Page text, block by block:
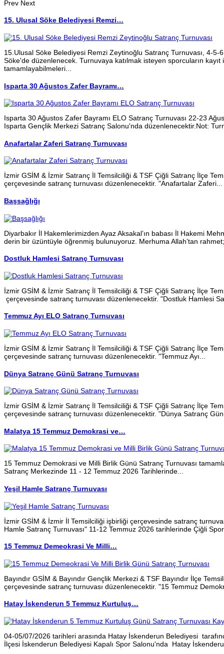
Prev Next
15. Ulusal Söke Belediyesi Remzi…
15.Ulusal Söke Belediyesi Remzi Zeytinoğlu Satranç Turnuvası, 4-5-
Söke'de düzenlenecek. Turnuvaya katılmak isteyen sporcuların kayıt
tamamlayabilmeleri...
Isparta 30 Ağustos Zafer Bayramı…
Isparta 30 Ağustos Zafer Bayramı ELO Satranç Turnuvası 22-23
Isparta Gençlik Merkezi Satranç Salonu'nda düzenlenecektir.Not:
Anafartalar Zaferi Satranç Turnuvası
İzmir GSİM & İzmir Satranç İl Temsilciliği & TSF Çiğli Satranç İlçe
çerçevesinde satranç turnuvası düzenlenecektir. "Anafartalar Zaferi...
Başsağlığı
Diyarbakır İl Hakemlerimizden Ayaz Aksakal’ın babası İl Hakemi
derin bir üzüntüyle öğrenmiş bulunuyoruz. Merhuma Allah’tan
Dostluk Hamlesi Satranç Turnuvası
İzmir GSİM & İzmir Satranç İl Temsilciliği & TSF Çiğli Satranç İlçe
çerçevesinde satranç turnuvası düzenlenecektir. "Dostluk Hamlesi
Temmuz Ayı ELO Satranç Turnuvası
İzmir GSİM & İzmir Satranç İl Temsilciliği & TSF Çiğli Satranç İlçe
çerçevesinde satranç turnuvası düzenlenecektir. "Temmuz Ayı...
Dünya Satranç Günü Satranç Turnuvası
İzmir GSİM & İzmir Satranç İl Temsilciliği & TSF Çiğli Satranç İlçe
çerçevesinde satranç turnuvası düzenlenecektir. "Dünya Satranç
Malatya 15 Temmuz Demokrasi ve…
15 Temmuz Demokrasi ve Milli Birlik Günü Satranç Turnuvası
Satranç Merkezinde 11 - 12 Temmuz 2026 Tarihlerinde...
Yeşil Hamle Satranç Turnuvası
İzmir GSİM & İzmir İl Temsilciliği işbirliği çerçevesinde satranç
Hamle Satranç Turnuvası" 11-12 Temmuz 2026 tarihlerinde Çiğli
15 Temmuz Demeokrasi Ve Milli…
Bayındır GSİM & Bayındır Gençlik Merkezi & TSF Bayındır İlçe
çerçevesinde satranç turnuvası düzenlenecektir. "15 Temmuz
Hatay İskenderun 5 Temmuz Kurtuluş…
04-05/07/2026 tarihleri arasında Hatay İskenderun Belediyesi
İlçesi İskenderun Belediyesi Kapalı Spor Salonu'nda Hatay